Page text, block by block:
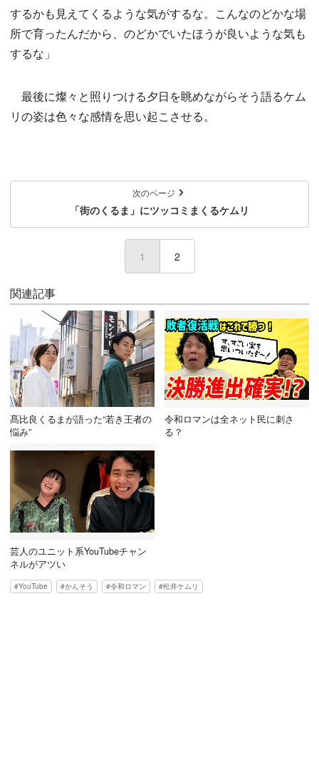
するかも見えてくるような気がするな。こんなのどかな場
所で育ったんだから、のどかでいたほうが良いような気も
するな」
最後に燦々と照りつける夕日を眺めながらそう語るケム
リの姿は色々な感情を思い起こさせる。
次のページ
「街のくるま」にツッコミまくるケムリ
1 (current)
2
関連記事
髙比良くるまが語った“若き王者の
悩み”
令和ロマンは全ネット民に刺さ
る？
芸人のユニット系YouTubeチャン
ネルがアツい
YouTube かんそう 令和ロマン 松井ケムリ